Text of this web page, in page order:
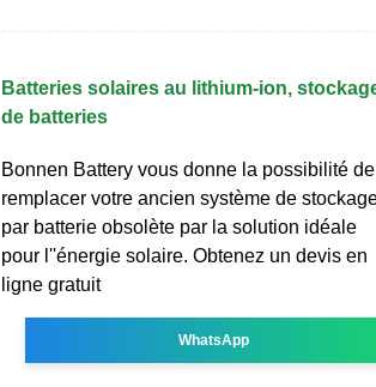
Batteries solaires au lithium-ion,
de batteries
Bonnen Battery vous donne la possibilité de
remplacer votre ancien système de
par batterie obsolète par la solution idéale
pour l''énergie solaire. Obtenez un devis en
ligne gratuit
WhatsApp